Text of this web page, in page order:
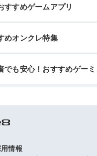
すすめゲームアプリ
めオンクレ特集
でも安心！おすすめゲー
情報